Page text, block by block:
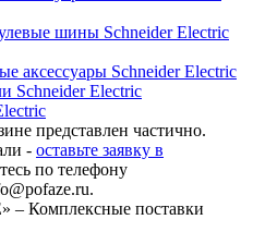
шины Schneider Electric
аксессуары Schneider Electric
Schneider Electric
представлен частично.
- оставьте заявку в
по телефону
.
– Комплексные поставки